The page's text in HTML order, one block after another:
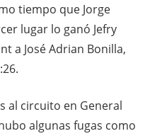
tiempo que Jorge
lugar lo ganó Jefry
a José Adrian Bonilla,
al circuito en General
algunas fugas como